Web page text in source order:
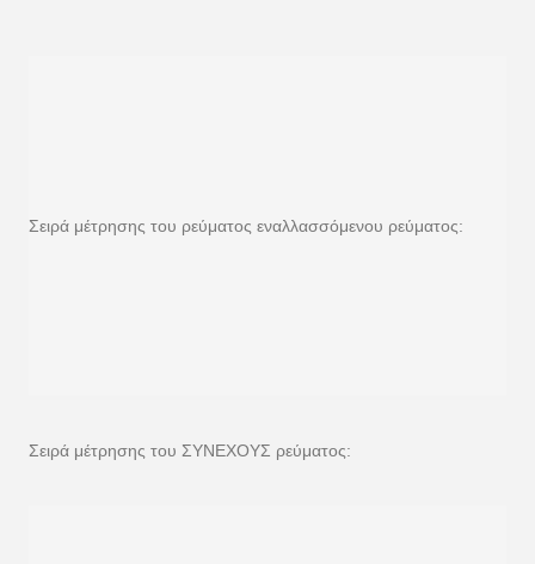
Σειρά μέτρησης του ρεύματος εναλλασσόμενου ρεύματος:
Σειρά μέτρησης του ΣΥΝΕΧΟΥΣ ρεύματος: